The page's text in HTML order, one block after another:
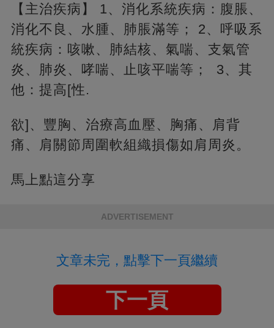
【主治疾病】 1、消化系統疾病：腹脹、
消化不良、水腫、肺脹滿等； 2、呼吸系
統疾病：咳嗽、肺結核、氣喘、支氣管
炎、肺炎、哮喘、止咳平喘等； 3、其
他：提高[性.
欲]、豐胸、治療高血壓、胸痛、肩背
痛、肩關節周圍軟組織損傷如肩周炎。
馬上點這分享
ADVERTISEMENT
文章未完，點擊下一頁繼續
下一頁